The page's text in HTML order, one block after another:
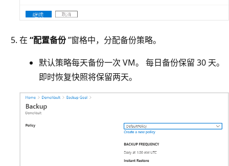
在 “配置备份”窗格中，分配备份策略。
默认策略每天备份一次 VM。 每日备份保留 30 天。
即时恢复快照将保留两天。